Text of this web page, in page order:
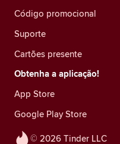
© 2026 Tinder LLC
Código promocional
Suporte
Cartões presente
Obtenha a aplicação!
App Store
Google Play Store